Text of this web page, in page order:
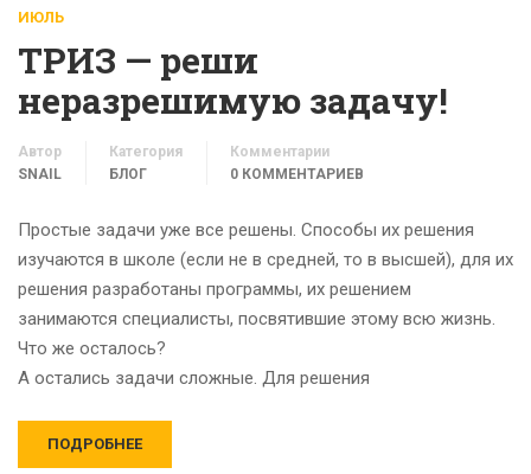
ИЮЛЬ
ТРИЗ — реши
неразрешимую задачу!
Автор
SNAIL
Категория
БЛОГ
Комментарии
0 КОММЕНТАРИЕВ
Простые задачи уже все решены. Способы их решения
изучаются в школе (если не в средней, то в высшей), для их
решения разработаны программы, их решением
занимаются специалисты, посвятившие этому всю жизнь.
Что же осталось?
А остались задачи сложные. Для решения
ПОДРОБНЕЕ